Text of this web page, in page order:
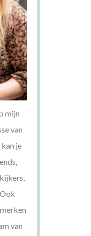
mijn
van
je
van